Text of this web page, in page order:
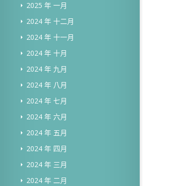
2025 年 一月
2024 年 十二月
2024 年 十一月
2024 年 十月
2024 年 九月
2024 年 八月
2024 年 七月
2024 年 六月
2024 年 五月
2024 年 四月
2024 年 三月
2024 年 二月